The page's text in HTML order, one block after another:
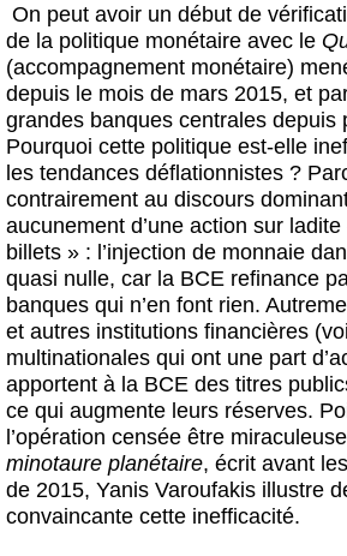
On peut avoir un début de
de la politique monétaire avec le
(accompagnement monétaire)
depuis le mois de mars 2015, et
grandes banques centrales depuis
Pourquoi cette politique est-elle
les tendances déflationnistes ?
contrairement au discours
aucunement d’une action sur
billets » : l’injection de monnaie
quasi nulle, car la BCE refinance
banques qui n’en font rien.
et autres institutions financières
multinationales qui ont une part
apportent à la BCE des titres
ce qui augmente leurs réserves.
l’opération censée être
minotaure planétaire, écrit avant
de 2015, Yanis Varoufakis illustre
convaincante cette inefficacité.